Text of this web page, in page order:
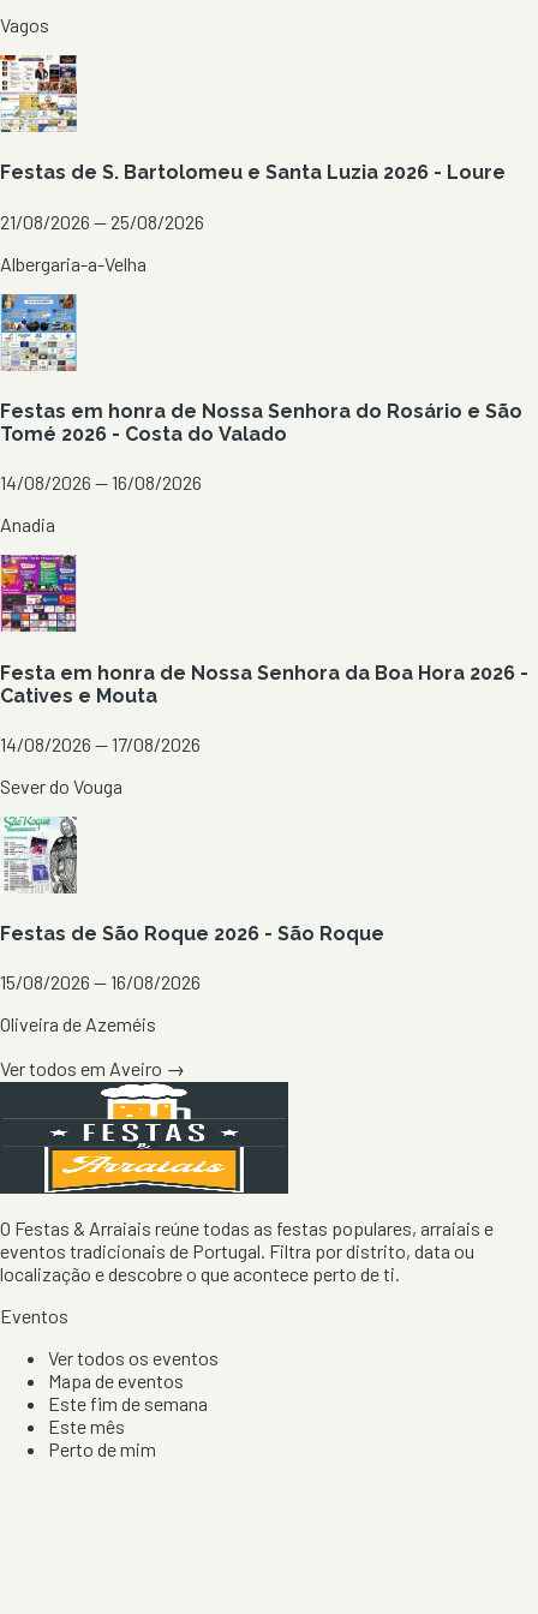
Vagos
Festas de S. Bartolomeu e Santa Luzia 2026 - Loure
21/08/2026 — 25/08/2026
Albergaria-a-Velha
Festas em honra de Nossa Senhora do Rosário e São
Tomé 2026 - Costa do Valado
14/08/2026 — 16/08/2026
Anadia
Festa em honra de Nossa Senhora da Boa Hora 2026 -
Catives e Mouta
14/08/2026 — 17/08/2026
Sever do Vouga
Festas de São Roque 2026 - São Roque
15/08/2026 — 16/08/2026
Oliveira de Azeméis
Ver todos em Aveiro →
O Festas & Arraiais reúne todas as festas populares, arraiais e
eventos tradicionais de Portugal. Filtra por distrito, data ou
localização e descobre o que acontece perto de ti.
Eventos
Ver todos os eventos
Mapa de eventos
Este fim de semana
Este mês
Perto de mim